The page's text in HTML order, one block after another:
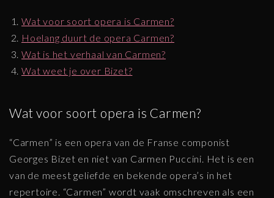
Wat voor soort opera is Carmen?
Hoelang duurt de opera Carmen?
Wat is het verhaal van Carmen?
Wat weet je over Bizet?
Wat voor soort opera is Carmen?
“Carmen” is een opera van de Franse componist
Georges Bizet en niet van Carmen Puccini. Het is een
van de meest geliefde en bekende opera’s in het
repertoire. “Carmen” wordt vaak omschreven als een